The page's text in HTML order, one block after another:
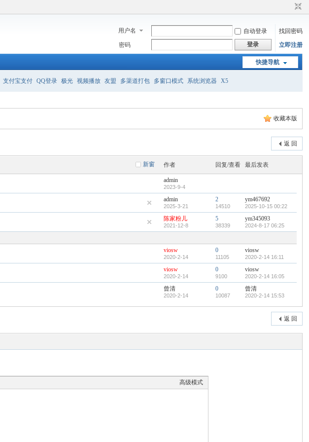
用户名 自动登录
找回密码
密码
登录 立即注册
快捷导航
支付宝支付 QQ登录 极光 视频播放 友盟 多渠道打包 多窗口模式 系统浏览器 X5
收藏本版
返 回
新窗 作者 回复/查看 最后发表
admin
2023-9-4
admin
2025-3-21
2
14510
ym467692
2025-10-15 00:22
陈家粉儿
2021-12-8
5
38339
ym345093
2024-8-17 06:25
viosw
2020-2-14
0
11105
viosw
2020-2-14 16:11
viosw
2020-2-14
0
9100
viosw
2020-2-14 16:05
曾清
2020-2-14
0
10087
曾清
2020-2-14 15:53
返 回
高级模式